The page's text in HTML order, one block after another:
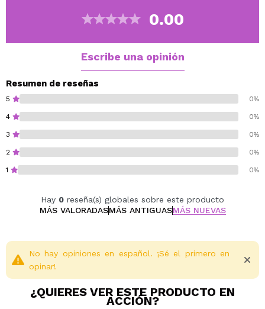
0.00
Escribe una opinión
Resumen de reseñas
5 0%
4 0%
3 0%
2 0%
1 0%
Hay 0 reseña(s) globales sobre este producto
MÁS VALORADASMÁS ANTIGUASMÁS NUEVAS
No hay opiniones en español. ¡Sé el primero en
opinar!
¿QUIERES VER ESTE PRODUCTO EN
ACCIÓN?